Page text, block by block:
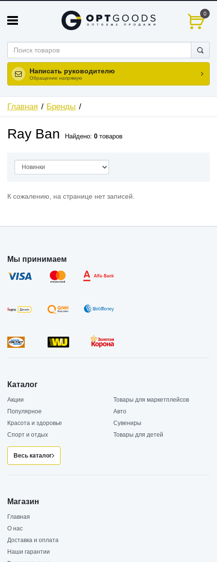
0
Написать руководителю
Обращение напрямую
Главная Бренды
Ray Ban Найдено: 0 товаров
К сожалению, на странице нет записей.
Мы принимаем
Каталог
Акции
Товары для маркетплейсов
Популярное
Авто
Красота и здоровье
Сувениры
Спорт и отдых
Товары для детей
Весь каталог
Магазин
Главная
О нас
Доставка и оплата
Наши гарантии